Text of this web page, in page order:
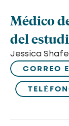
Médico
del
Jessica
CORREO